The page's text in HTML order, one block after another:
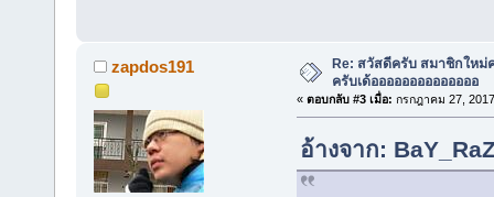
zapdos191
Re: สวัสดีครับ สมาชิกใหม่
ครับเด้ออออออออออออออ
« ตอบกลับ #3 เมื่อ: กรกฎาคม 27,
อ้างจาก: